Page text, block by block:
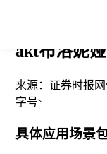
akt布洛妮
来源： 证券时报网
字号
具体应用场景包